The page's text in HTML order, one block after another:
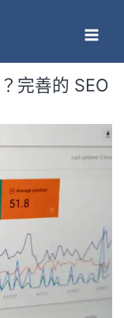
完善的 SEO